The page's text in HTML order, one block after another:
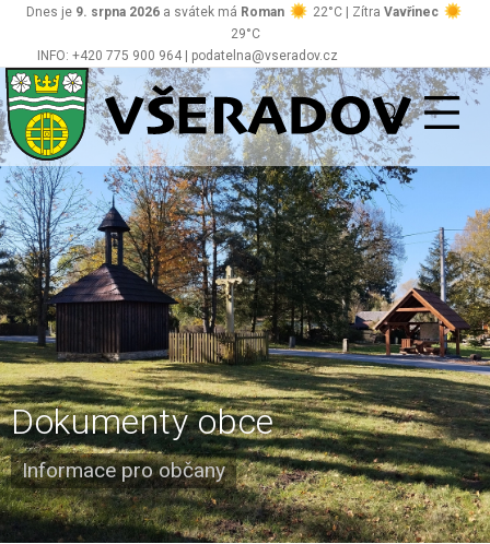
INFO: +420 775 900 964 | podatelna@vseradov.cz
Dnes je 9. srpna 2026 a svátek má Roman 22°C | Zítra Vavřinec
29°C
Všeradov
Dokumenty obce
Informace pro občany